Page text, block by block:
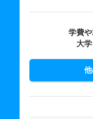
学費や
大